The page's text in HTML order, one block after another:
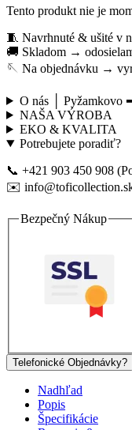
Tento produkt nie je
🧵 Navrhnuté & ušité v
🚚 Skladom →
🪡 Na objednávku →
O nás │ Pyžamkovo
NAŠA VÝROBA
EKO & KVALITA
Potrebujete poradiť?
📞 +421 903 450 908
✉️
Bezpečný Nákup
Telefonické Objednávky?
Nadhľad
Popis
Špecifikácie